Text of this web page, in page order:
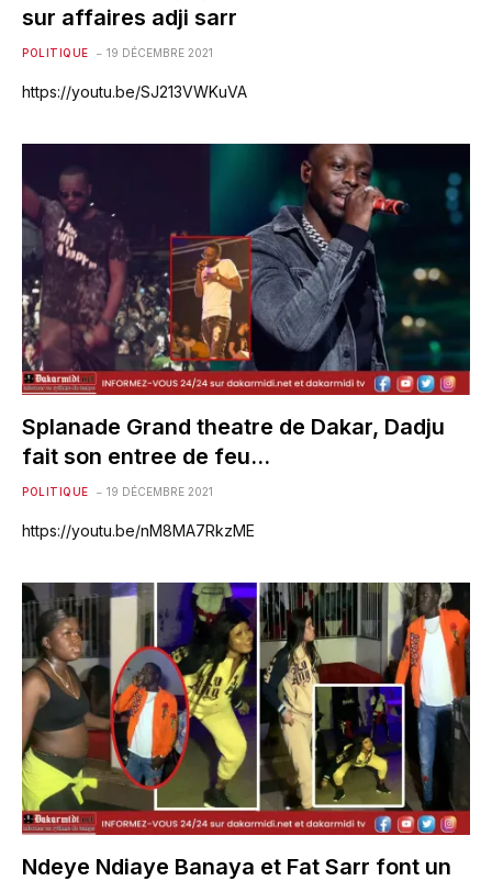
sur affaires adji sarr
POLITIQUE 19 DÉCEMBRE 2021
https://youtu.be/SJ213VWKuVA
Splanade Grand theatre de Dakar, Dadju
fait son entree de feu…
POLITIQUE 19 DÉCEMBRE 2021
https://youtu.be/nM8MA7RkzME
Ndeye Ndiaye Banaya et Fat Sarr font un